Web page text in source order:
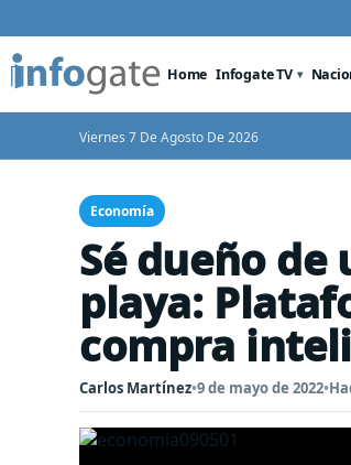
Home Infogate TV
Viernes 7 De Agosto De 2026
Economía
Sé dueño
playa:
compra
Carlos Martínez•9 de mayo de 2022•